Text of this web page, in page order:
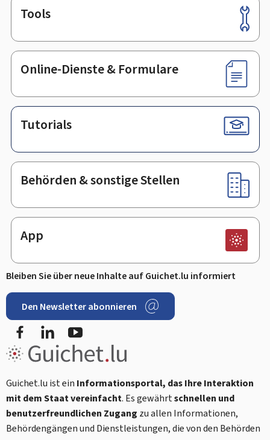
Footer
Tools
Online-Dienste & Formulare
Tutorials
Behörden & sonstige Stellen
App
Bleiben Sie über neue Inhalte auf Guichet.lu informiert
Den Newsletter abonnieren
FacebookLinkedIn
Guichet.lu ist ein Informationsportal, das Ihre Interaktion
mit dem Staat vereinfacht. Es gewährtschnellen und
benutzerfreundlichen Zugang zu allen Informationen,
Behördengängen und Dienstleistungen, die von den Behörden